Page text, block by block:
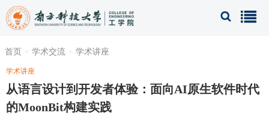
学术讲座
首页 学术交流 学术讲座
从语言设计到开发者体验：面向AI原生软件时代
的MoonBit构建实践